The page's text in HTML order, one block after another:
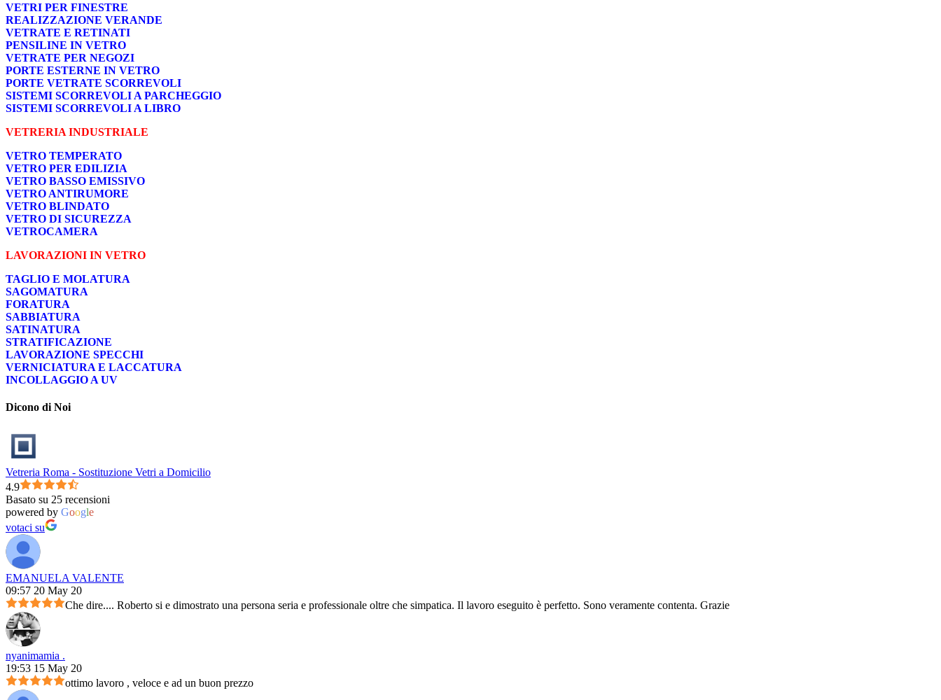
VETRI PER FINESTRE
REALIZZAZIONE VERANDE
VETRATE E RETINATI
PENSILINE IN VETRO
VETRATE PER NEGOZI
PORTE ESTERNE IN VETRO
PORTE VETRATE SCORREVOLI
SISTEMI SCORREVOLI A PARCHEGGIO
SISTEMI SCORREVOLI A LIBRO
VETRERIA INDUSTRIALE
VETRO TEMPERATO
VETRO PER EDILIZIA
VETRO BASSO EMISSIVO
VETRO ANTIRUMORE
VETRO BLINDATO
VETRO DI SICUREZZA
VETROCAMERA
LAVORAZIONI IN VETRO
TAGLIO E MOLATURA
SAGOMATURA
FORATURA
SABBIATURA
SATINATURA
STRATIFICAZIONE
LAVORAZIONE SPECCHI
VERNICIATURA E LACCATURA
INCOLLAGGIO A UV
Dicono di Noi
Vetreria Roma - Sostituzione Vetri a Domicilio
4.9
Basato su 25 recensioni
powered by Google
votaci su
EMANUELA VALENTE
09:57 20 May 20
Che dire.... Roberto si e dimostrato una persona seria e professionale oltre che simpatica. Il lavoro eseguito è perfetto. Sono veramente contenta. Grazie
nyanimamia .
19:53 15 May 20
ottimo lavoro , veloce e ad un buon prezzo